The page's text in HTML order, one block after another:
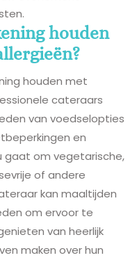
houden
houden met
cateraars
van voedselopties
en
gaat om vegetarische,
of andere
kan maaltijden
om ervoor te
van heerlijk
maken over hun